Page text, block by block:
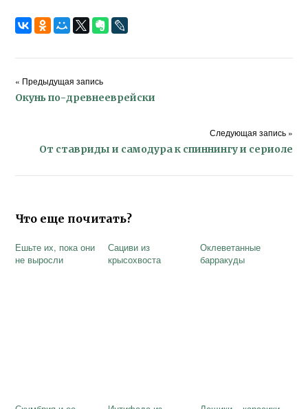
« Предыдущая запись
Окунь по-древнееврейски
Следующая запись »
От ставриды и самодура к спиннингу и сериоле
Что еще почитать?
Ешьте их, пока они
не выросли
Сациви из
крысохвоста
Оклеветанные
барракуды